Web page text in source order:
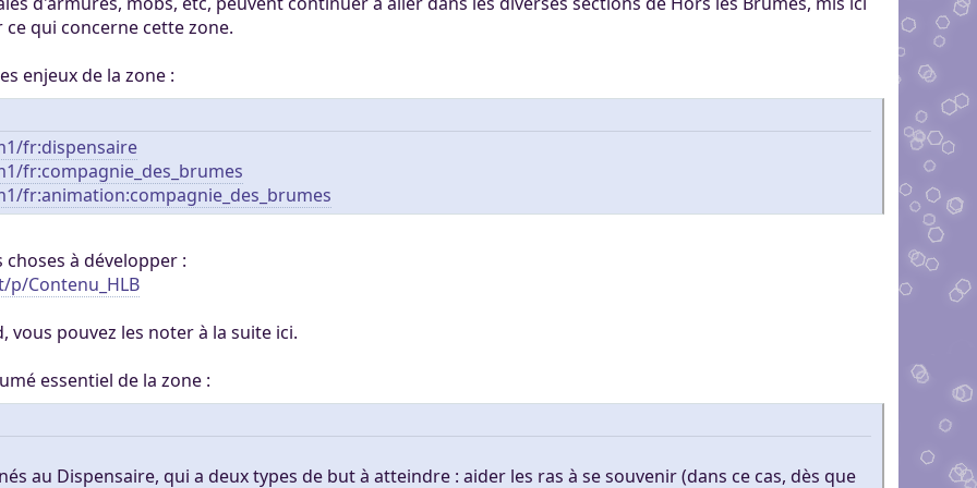
tâches.
Tout le monde
à 100Mo par
validé.
Allumez vos
outil
le salon
avec nos
retrouver sur
et sur nos
dons, en
argent.
aider, afin que
plus loin !
qui concerne cette zone.
enjeux de la zone :
fr:dispensaire
fr:compagnie_des_brumes
fr:animation:compagnie_des_brumes
à développer :
Contenu_HLB
vous pouvez les noter à la suite ici.
essentiel de la zone :
au Dispensaire, qui a deux types de but à atteindre : aider les ras à se souvenir (dans ce cas, dès que